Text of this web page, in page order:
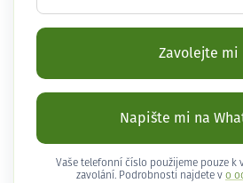
Zavolejte mi
Napište mi na
Vaše telefonní číslo použijeme pouze k
zavolání. Podrobnosti najdete v o